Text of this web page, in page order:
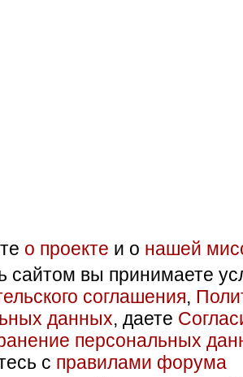
о проекте и о нашей
сайтом вы принимаете
соглашения,
данных, даете
персональных
с правилами форума